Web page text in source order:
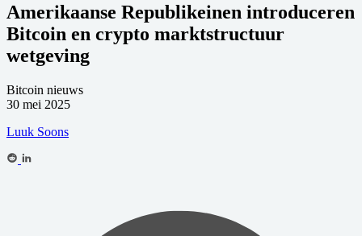
Amerikaanse Republikeinen introduceren
Bitcoin en crypto marktstructuur
wetgeving
Bitcoin nieuws
30 mei 2025
Luuk Soons